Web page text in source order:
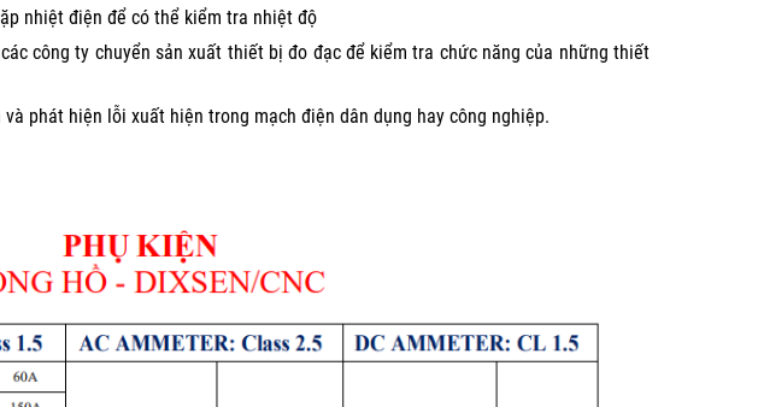
nhiệt điện để có thể kiểm tra nhiệt độ
công ty chuyển sản xuất thiết bị đo đạc để kiểm tra chức năng của những thiết
phát hiện lỗi xuất hiện trong mạch điện dân dụng hay công nghiệp.